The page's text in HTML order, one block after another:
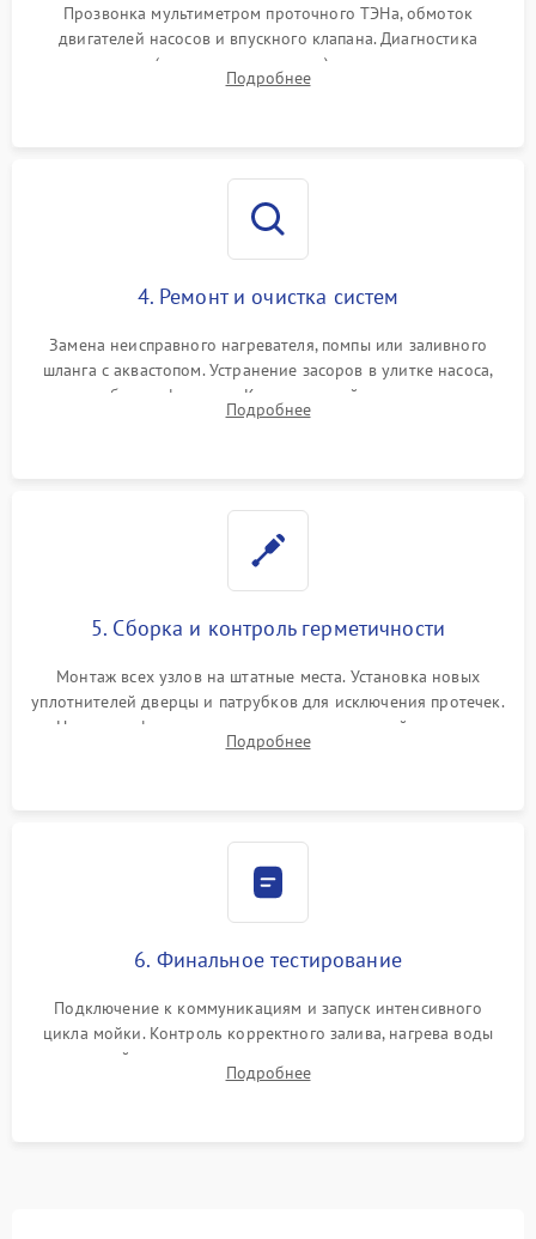
Прозвонка мультиметром проточного ТЭНа, обмоток
двигателей насосов и впускного клапана. Диагностика
прессостата (датчика уровня воды), датчика мутности,
концевика дверцы и электронного модуля управления.
Подробнее
4. Ремонт и очистка систем
Замена неисправного нагревателя, помпы или заливного
шланга с аквастопом. Устранение засоров в улитке насоса,
патрубках и фильтрах. Компонентный ремонт платы
управления, восстановление поврежденной проводки.
Подробнее
5. Сборка и контроль герметичности
Монтаж всех узлов на штатные места. Установка новых
уплотнителей дверцы и патрубков для исключения протечек.
Надежная фиксация хомутов гидравлической системы,
сборка корпуса и установка датчика поплавка.
Подробнее
6. Финальное тестирование
Подключение к коммуникациям и запуск интенсивного
цикла мойки. Контроль корректного залива, нагрева воды
до нужной температуры, отсутствия посторонних шумов,
штатного слива и абсолютной сухости в поддоне.
Подробнее